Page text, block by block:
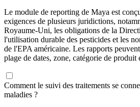
Le module de reporting de Maya est
exigences de plusieurs juridictions,
Royaume-Uni, les obligations de la
l'utilisation durable des pesticides et les
de l'EPA américaine. Les rapports
plage de dates, zone, catégorie de produit
Comment le suivi des traitements se
maladies ?